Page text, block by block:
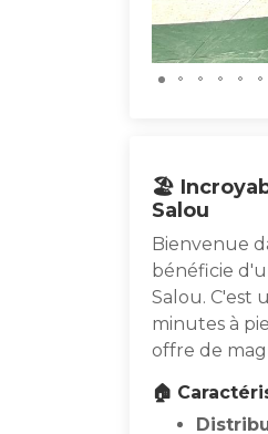
🏖️
Salou
Bienvenue
bénéficie
Salou. C'est
minutes à
offre de
🏠